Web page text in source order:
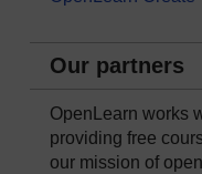
Our partners
OpenLearn works
providing free
our mission of